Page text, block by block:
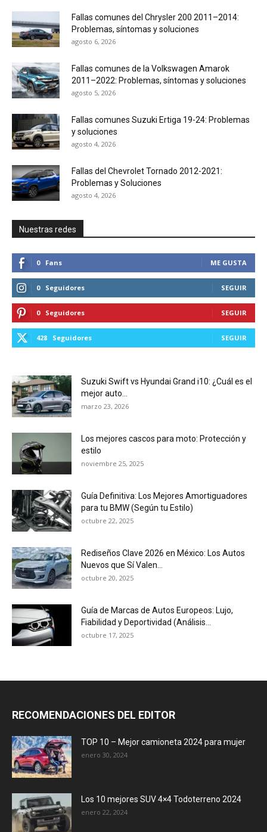
Fallas comunes del Chrysler 200 2011–2014:
Problemas, síntomas y soluciones
agosto 6, 2026
Fallas comunes de la Volkswagen Amarok
2011–2022: Problemas, síntomas y soluciones
agosto 5, 2026
Fallas comunes Suzuki Ertiga 19-24: Problemas
y soluciones
agosto 4, 2026
Fallas del Chevrolet Tornado 2012-2021:
Problemas y Soluciones
agosto 4, 2026
Nuestras redes
0 Fans ME GUSTA
0 Seguidores SEGUIR
0 Seguidores SEGUIR
428 Seguidores SEGUIR
Suzuki Swift vs Hyundai Grand i10: ¿Cuál es el
mejor auto...
marzo 23, 2026
Los mejores cascos para moto: Protección y
estilo
noviembre 25, 2025
Guía Definitiva: Los Mejores Amortiguadores
para tu BMW (Según tu Estilo)
octubre 22, 2025
Rediseños Clave 2026 en México: Los Autos
Nuevos que Sí Valen...
octubre 20, 2025
Guía de Marcas de Autos Europeos: Lujo,
Fiabilidad y Deportividad (Análisis...
octubre 17, 2025
RECOMENDACIONES DEL EDITOR
TOP 10 – Mejor camioneta 2024 para mujer
enero 30, 2024
Los 10 mejores SUV 4×4 Todoterreno 2024
enero 22, 2024